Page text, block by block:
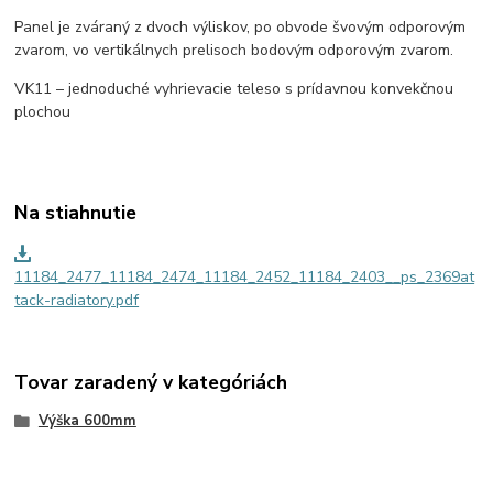
Panel je zváraný z dvoch výliskov, po obvode švovým odporovým
zvarom, vo vertikálnych prelisoch bodovým odporovým zvarom.
VK11 – jednoduché vyhrievacie teleso s prídavnou konvekčnou
plochou
Na stiahnutie
11184_2477_11184_2474_11184_2452_11184_2403__ps_2369at
tack-radiatory.pdf
Tovar zaradený v kategóriách
Výška 600mm